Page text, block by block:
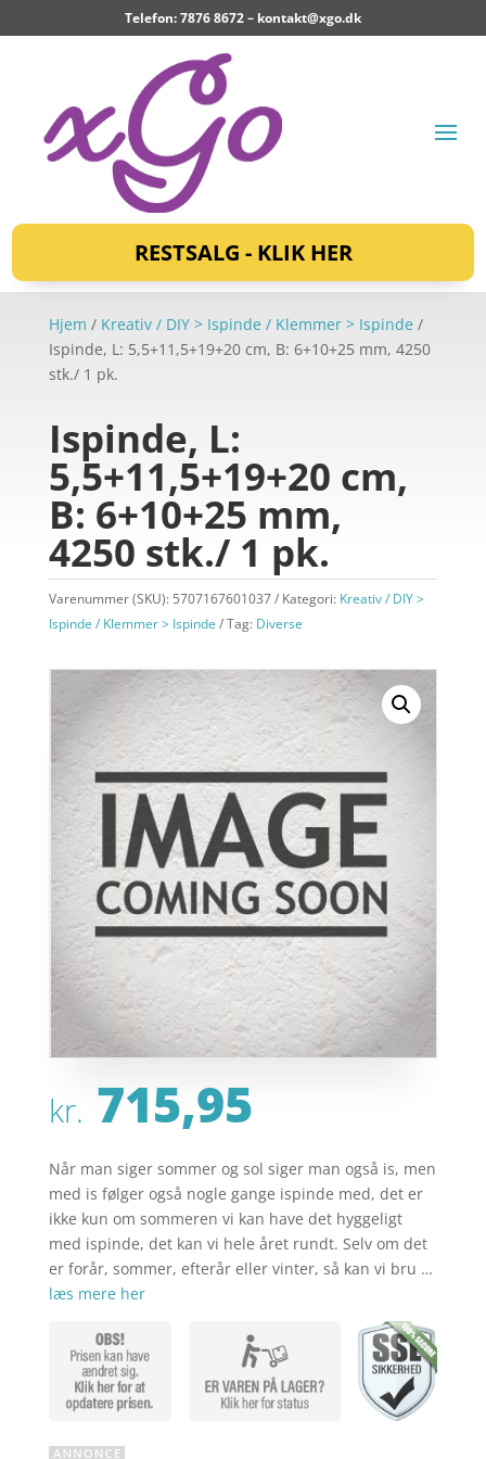
Telefon: 7876 8672 – kontakt@xgo.dk
RESTSALG - KLIK HER
Hjem / Kreativ / DIY > Ispinde / Klemmer > Ispinde /
Ispinde, L: 5,5+11,5+19+20 cm, B: 6+10+25 mm, 4250
stk./ 1 pk.
Ispinde, L:
5,5+11,5+19+20 cm,
B: 6+10+25 mm,
4250 stk./ 1 pk.
Varenummer (SKU): 5707167601037 Kategori: Kreativ / DIY >
Ispinde / Klemmer > Ispinde
Tag: Diverse
kr. 715,95
Når man siger sommer og sol siger man også is, men
med is følger også nogle gange ispinde med, det er
ikke kun om sommeren vi kan have det hyggeligt
med ispinde, det kan vi hele året rundt. Selv om det
er forår, sommer, efterår eller vinter, så kan vi bru …
læs mere her